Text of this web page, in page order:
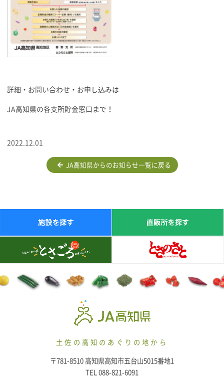
詳細・お問い合わせ・お申し込みは
JA高知県の各支所貯金窓口まで！
2022.12.01
JA高知県からのお知らせ一覧に戻る
土佐の高知のあぐりの地から
〒781-8510 高知県高知市五台山5015番地1
TEL 088-821-6091